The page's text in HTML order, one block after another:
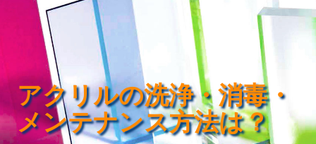
アクリルの洗浄・消毒・
メンテナンス方法は？